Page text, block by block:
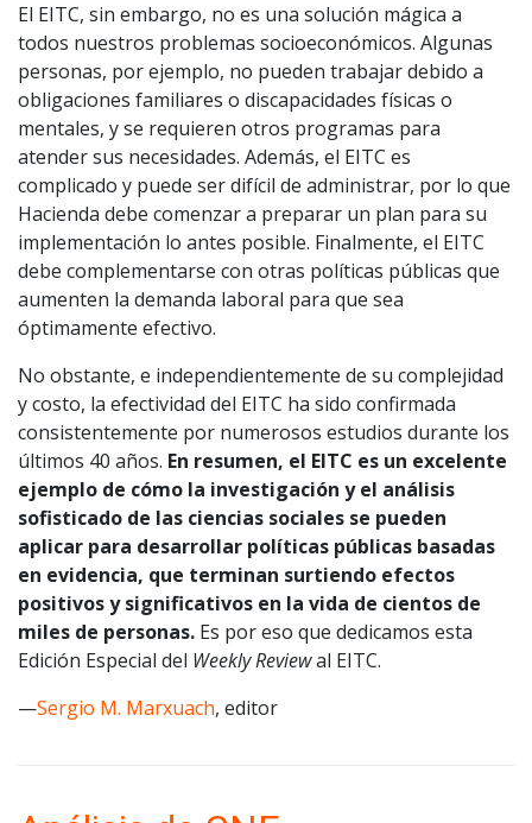
El EITC, sin embargo, no es una solución mágica a
todos nuestros problemas socioeconómicos. Algunas
personas, por ejemplo, no pueden trabajar debido a
obligaciones familiares o discapacidades físicas o
mentales, y se requieren otros programas para
atender sus necesidades. Además, el EITC es
complicado y puede ser difícil de administrar, por lo que
Hacienda debe comenzar a preparar un plan para su
implementación lo antes posible. Finalmente, el EITC
debe complementarse con otras políticas públicas que
aumenten la demanda laboral para que sea
óptimamente efectivo.
No obstante, e independientemente de su complejidad
y costo, la efectividad del EITC ha sido confirmada
consistentemente por numerosos estudios durante los
últimos 40 años. En resumen, el EITC es un excelente
ejemplo de cómo la investigación y el análisis
sofisticado de las ciencias sociales se pueden
aplicar para desarrollar políticas públicas basadas
en evidencia, que terminan surtiendo efectos
positivos y significativos en la vida de cientos de
miles de personas. Es por eso que dedicamos esta
Edición Especial del Weekly Reviewal EITC.
—Sergio M. Marxuach, editor